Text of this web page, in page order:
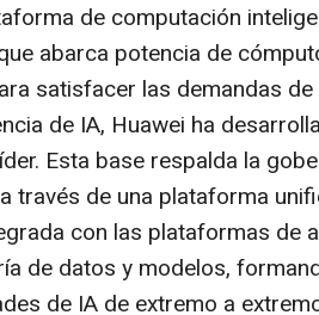
de computación
abarca potencia de
satisfacer las demandas
de IA, Huawei ha
Esta base respalda la
través de una plataforma
con las plataformas de
de datos y modelos,
de IA de extremo a